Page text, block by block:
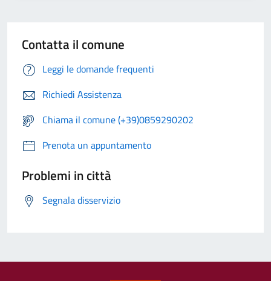
Contatta il comune
Leggi le domande frequenti
Richiedi Assistenza
Chiama il comune (+39)0859290202
Prenota un appuntamento
Problemi in città
Segnala disservizio